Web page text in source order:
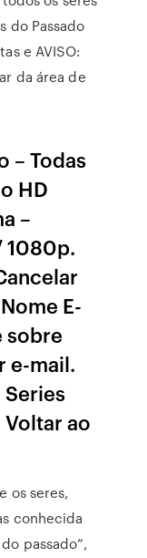
do Passado
e AVISO:
da área de
– Todas
HD
–
1080p.
E-
sobre
e-mail.
Series
ao
os seres,
conhecida
passado”,